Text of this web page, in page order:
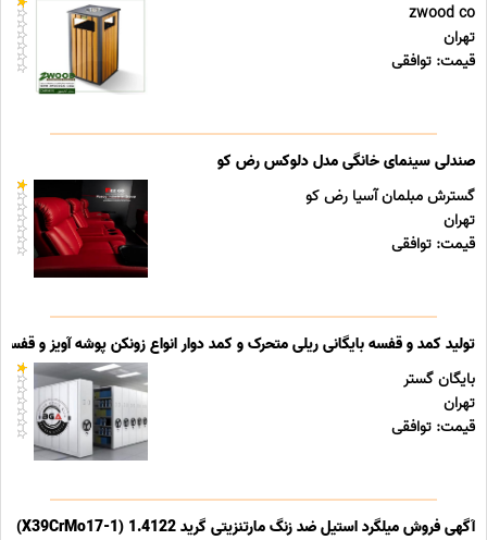
zwood co
تهران
قیمت: توافقی
صندلی سینمای خانگی مدل دلوکس رض کو
گسترش مبلمان آسیا رض کو
تهران
قیمت: توافقی
تولید کمد و قفسه بایگانی ریلی متحرک و کمد دوار انواع زونکن پوشه آویز و قفسه
بایگان گستر
تهران
قیمت: توافقی
آگهی فروش میلگرد استیل ضد زنگ مارتنزیتی گرید 1.4122 (X39CrMo17-1)